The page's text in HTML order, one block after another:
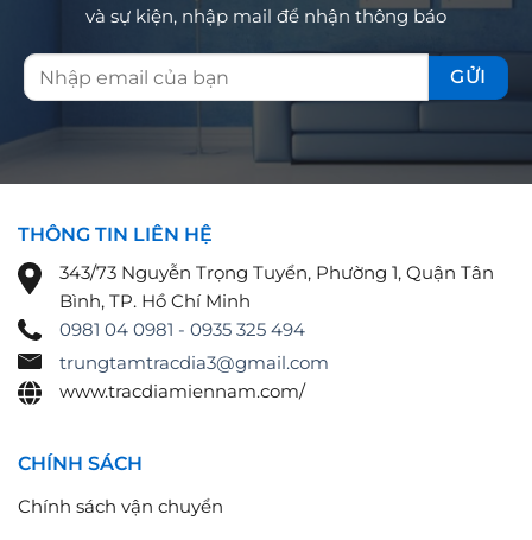
và sự kiện, nhập mail để nhận thông báo
THÔNG TIN LIÊN HỆ
343/73 Nguyễn Trọng Tuyển, Phường 1, Quận Tân
Bình, TP. Hồ Chí Minh
0981 04 0981 - 0935 325 494
trungtamtracdia3@gmail.com
www.tracdiamiennam.com/
CHÍNH SÁCH
Chính sách vận chuyển